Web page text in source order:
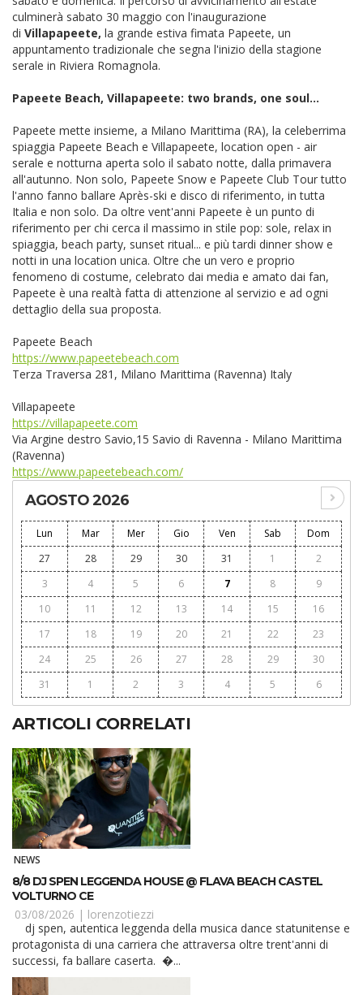
culminerà sabato 30 maggio con l'inaugurazione
di Villapapeete, la grande estiva fimata Papeete, un
appuntamento tradizionale che segna l'inizio della stagione
serale in Riviera Romagnola.
Papeete Beach, Villapapeete: two brands, one soul...
Papeete mette insieme, a Milano Marittima (RA), la celeberrima
spiaggia Papeete Beach e Villapapeete, location open - air
serale e notturna aperta solo il sabato notte, dalla primavera
all'autunno. Non solo, Papeete Snow e Papeete Club Tour tutto
l'anno fanno ballare Après-ski e disco di riferimento, in tutta
Italia e non solo. Da oltre vent'anni Papeete è un punto di
riferimento per chi cerca il massimo in stile pop: sole, relax in
spiaggia, beach party, sunset ritual... e più tardi dinner show e
notti in una location unica. Oltre che un vero e proprio
fenomeno di costume, celebrato dai media e amato dai fan,
Papeete è una realtà fatta di attenzione al servizio e ad ogni
dettaglio della sua proposta.
Papeete Beach
https://www.papeetebeach.com
Terza Traversa 281, Milano Marittima (Ravenna) Italy
Villapapeete
https://villapapeete.com
Via Argine destro Savio,15 Savio di Ravenna - Milano Marittima
(Ravenna)
https://www.papeetebeach.com/
AGOSTO 2026
Lun Mar Mer Gio Ven Sab
Dom
27
28 29 30 31 1
2
3
4 5 6 7 8
9
10
11 12 13 14 15
16
17
18 19 20 21 22
23
24
25 26 27 28 29
30
31
1 2 3 4 5 6
ARTICOLI CORRELATI
NEWS
8/8 DJ SPEN LEGGENDA HOUSE @ FLAVA BEACH CASTEL
VOLTURNO CE
03/08/2026 | lorenzotiezzi
protagonista di una carriera che attraversa oltre trent'anni di
successi, fa ballare caserta. �...